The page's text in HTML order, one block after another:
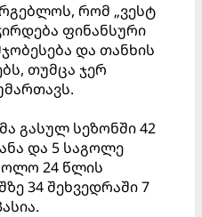
რომ „ვესტ
ფინანსური
და თანხის
თუმცა ჯერ
გასულ სეზონში 42
და 5 საგოლე
24 წლის
34 შეხვედრაში 7